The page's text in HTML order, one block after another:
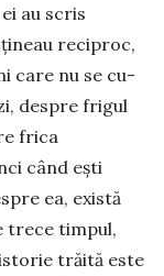
au scris
reciproc,
care nu se cu­
despre frigul
frica
când ești
ea, există
trece tim­pul,
trăită este